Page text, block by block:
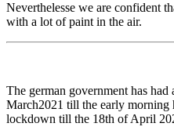
Neverthelesse we are confident
with a lot of paint in the air.
The german government has
March2021 till the early morning
lockdown till the 18th of April